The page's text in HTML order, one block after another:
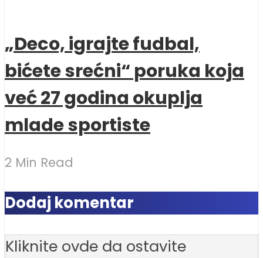
„Deco, igrajte fudbal,
bićete srećni“ poruka koja
već 27 godina okuplja
mlade sportiste
2 Min Read
Dodaj komentar
Kliknite ovde da ostavite